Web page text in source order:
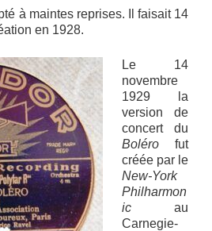
à maintes reprises. Il faisait 14
en 1928.
Le 14
novembre
1929 la
version de
concert du
Boléro fut
créée par le
New-York
Philharmon
ic au
Carnegie-